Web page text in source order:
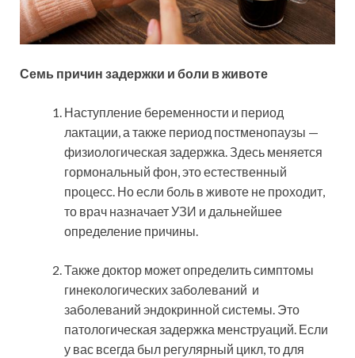
Семь причин задержки и боли в животе
Наступление беременности и период
лактации, а также период постменопаузы —
физиологическая задержка. Здесь меняется
гормональный фон, это естественный
процесс. Но если боль в животе не проходит,
то врач назначает УЗИ и дальнейшее
определение причины.
Также доктор может определить симптомы
гинекологических заболеваний и
заболеваний эндокринной системы. Это
патологическая задержка менструаций. Если
у вас всегда был регулярный цикл, то для